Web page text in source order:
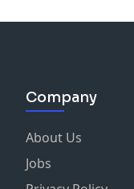
Company
About Us
Jobs